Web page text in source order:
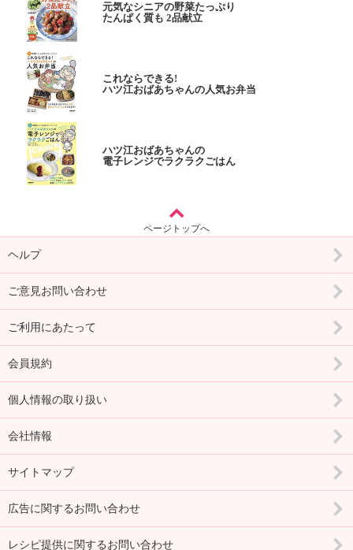
元気なシニアの野菜たっぷり
たんぱく質も 2品献立
これならできる!
ハツ江おばあちゃんの人気お弁当
ハツ江おばあちゃんの
電子レンジでラクラクごはん
ページトップへ
ヘルプ
ご意見お問い合わせ
ご利用にあたって
会員規約
個人情報の取り扱い
会社情報
サイトマップ
広告に関するお問い合わせ
レシピ提供に関するお問い合わせ